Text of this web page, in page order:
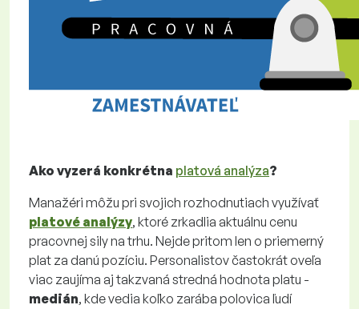
Ako vyzerá konkrétna platová analýza?
Manažéri môžu pri svojich rozhodnutiach využívať
platové analýzy, ktoré zrkadlia aktuálnu cenu
pracovnej sily na trhu. Nejde pritom len o priemerný
plat za danú pozíciu. Personalistov častokrát oveľa
viac zaujíma aj takzvaná stredná hodnota platu -
medián, kde vedia koľko zarába polovica ľudí